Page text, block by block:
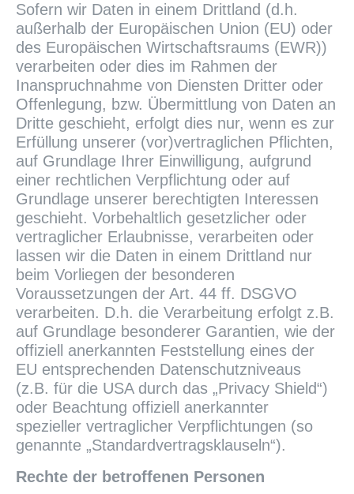
Sofern wir Daten in einem Drittland (d.h.
außerhalb der Europäischen Union (EU) oder
des Europäischen Wirtschaftsraums (EWR))
verarbeiten oder dies im Rahmen der
Inanspruchnahme von Diensten Dritter oder
Offenlegung, bzw. Übermittlung von Daten an
Dritte geschieht, erfolgt dies nur, wenn es zur
Erfüllung unserer (vor)vertraglichen Pflichten,
auf Grundlage Ihrer Einwilligung, aufgrund
einer rechtlichen Verpflichtung oder auf
Grundlage unserer berechtigten Interessen
geschieht. Vorbehaltlich gesetzlicher oder
vertraglicher Erlaubnisse, verarbeiten oder
lassen wir die Daten in einem Drittland nur
beim Vorliegen der besonderen
Voraussetzungen der Art. 44 ff. DSGVO
verarbeiten. D.h. die Verarbeitung erfolgt z.B.
auf Grundlage besonderer Garantien, wie der
offiziell anerkannten Feststellung eines der
EU entsprechenden Datenschutzniveaus
(z.B. für die USA durch das „Privacy Shield“)
oder Beachtung offiziell anerkannter
spezieller vertraglicher Verpflichtungen (so
genannte „Standardvertragsklauseln“).
Rechte der betroffenen Personen